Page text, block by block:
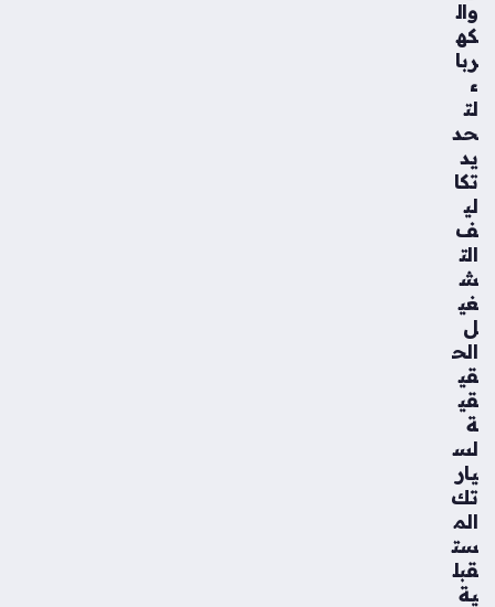
وال
كه
ربا
ء
لت
حد
يد
تكا
لي
ف
الت
ش
غي
ل
الح
قي
قي
ة
لس
يار
تك
الم
ست
قبل
ية